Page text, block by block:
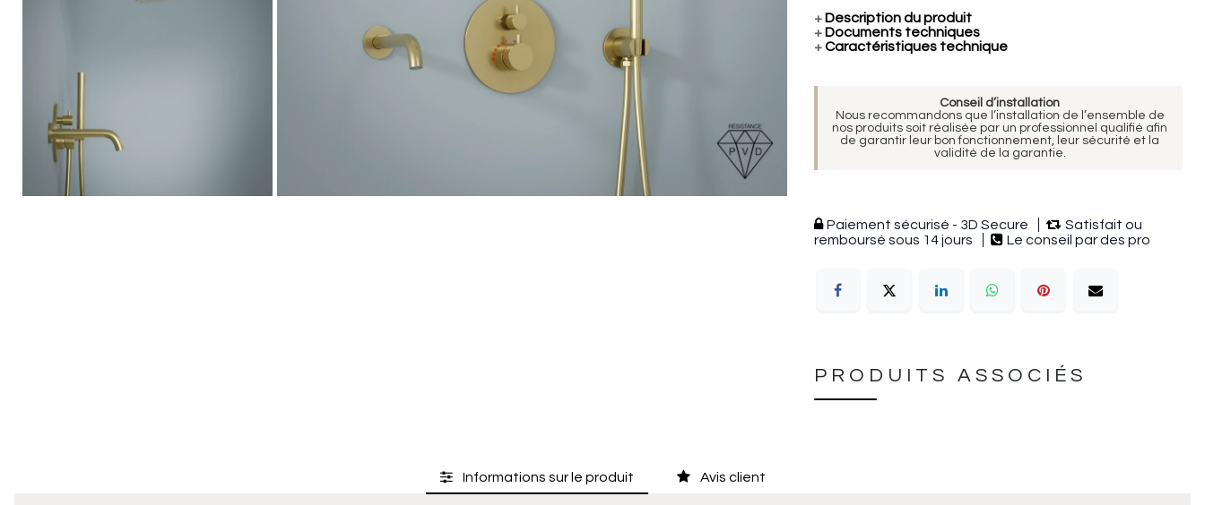
+Description du produit
+Documents techniques
+Caractéristiques technique
Conseil d’installation
Nous recommandons que l’installation de l’ensemble de
nos produits soit réalisée par un professionnel qualifié afin
de garantir leur bon fonctionnement, leur sécurité et la
validité de la garantie.
Paiement sécurisé - 3D Secure
Satisfait ou
remboursé sous 14 jours
Le conseil par des pro
PRODUITS ASSOCIÉS
Informations sur le produit Avis client